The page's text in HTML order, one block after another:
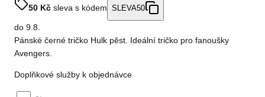
50 Kč sleva s kódem SLEVA50
do 9.8.
Pánské černé tričko Hulk pěst. Ideální tričko pro fanoušky
Avengers.
Doplňkové služby k objednávce